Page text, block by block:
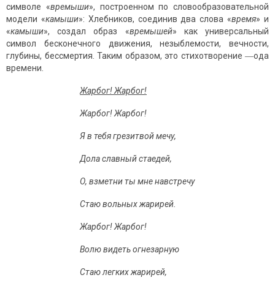
символе «времыши», построенном по словообразовательной
модели «камыши»: Хлебников, соединив два слова «время» и
«камыши», создал образ «времышей» как универсальный
символ бесконечного движения, незыблемости, вечности,
глубины, бессмертия. Таким образом, это стихотворение ―ода
времени.
Жарбог! Жарбог!
Жарбог! Жарбог!
Я в тебя грезитвой мечу,
Дола славный стаедей,
О, взметни ты мне навстречу
Стаю вольных жарирей.
Жарбог! Жарбог!
Волю видеть огнезарную
Стаю легких жарирей,